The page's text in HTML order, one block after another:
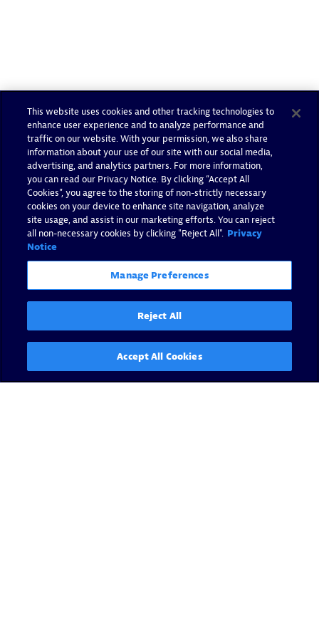
This website uses cookies and other tracking technologies to
enhance user experience and to analyze performance and
traffic on our website. With your permission, we also share
information about your use of our site with our social media,
advertising, and analytics partners. For more information,
you can read our Privacy Notice. By clicking “Accept All
Cookies”, you agree to the storing of non-strictly necessary
cookies on your device to enhance site navigation, analyze
site usage, and assist in our marketing efforts. You can reject
all non-necessary cookies by clicking "Reject All". Privacy
Notice
Manage Preferences
Reject All
Accept All Cookies